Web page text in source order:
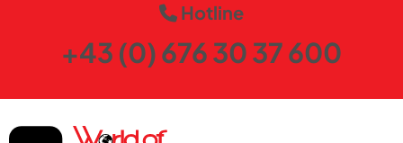
Hotline
+43 (0) 676 30 37 600